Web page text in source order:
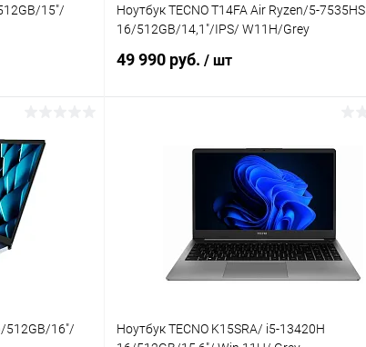
15"/
Ноутбук TECNO T14FA Air Ryzen/5-7535HS
16/512GB/14,1"/IPS/ W11H/Grey
49 990 руб. / шт
К сравнению
В наличии
512GB/16"/
Ноутбук TECNO K15SRA/ i5-13420H